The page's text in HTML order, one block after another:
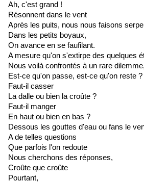
Ah, c'est grand !
Résonnent dans le vent
Après les puits, nous nous faisons
Dans les petits boyaux,
On avance en se faufilant.
A mesure qu'on s'extirpe des quelques
Nous voilà confrontés à un rare dilemme,
Est-ce qu'on passe, est-ce qu'on reste ?
Faut-il casser
La dalle ou bien la croûte ?
Faut-il manger
En haut ou bien en bas ?
Dessous les gouttes d'eau ou fans le
A de telles questions
Que parfois l'on redoute
Nous cherchons des réponses,
Croûte que croûte
Pourtant,